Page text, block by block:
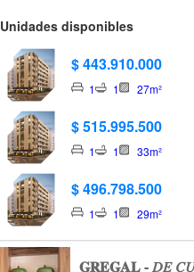
Unidades disponibles
$ 443.910.000
1 1 27m²
$ 515.995.500
1 1 33m²
$ 496.798.500
1 1 29m²
𝐆𝐑𝐄𝐆𝐀𝐋 - 𝐷𝐸